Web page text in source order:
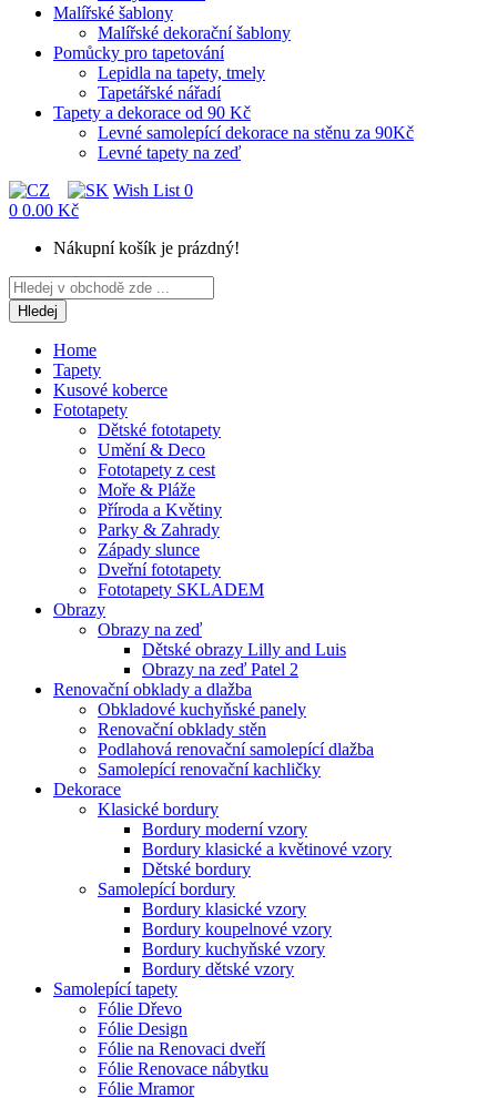
Malířské šablony
Malířské dekorační šablony
Pomůcky pro tapetování
Lepidla na tapety, tmely
Tapetářské nářadí
Tapety a dekorace od 90 Kč
Levné samolepící dekorace na stěnu za 90Kč
Levné tapety na zeď
Wish List 0
0 0.00 Kč
Nákupní košík je prázdný!
Hledej
Home
Tapety
Kusové koberce
Fototapety
Dětské fototapety
Umění & Deco
Fototapety z cest
Moře & Pláže
Příroda a Květiny
Parky & Zahrady
Západy slunce
Dveřní fototapety
Fototapety SKLADEM
Obrazy
Obrazy na zeď
Dětské obrazy Lilly and Luis
Obrazy na zeď Patel 2
Renovační obklady a dlažba
Obkladové kuchyňské panely
Renovační obklady stěn
Podlahová renovační samolepící dlažba
Samolepící renovační kachličky
Dekorace
Klasické bordury
Bordury moderní vzory
Bordury klasické a květinové vzory
Dětské bordury
Samolepící bordury
Bordury klasické vzory
Bordury koupelnové vzory
Bordury kuchyňské vzory
Bordury dětské vzory
Samolepící tapety
Fólie Dřevo
Fólie Design
Fólie na Renovaci dveří
Fólie Renovace nábytku
Fólie Mramor